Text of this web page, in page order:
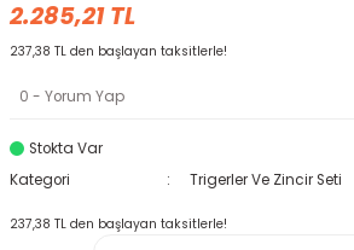
2.285,21 TL
237,38 TL den başlayan taksitlerle!
0 - Yorum Yap
Stokta Var
Kategori
Trigerler Ve Zincir Seti
237,38 TL den başlayan taksitlerle!